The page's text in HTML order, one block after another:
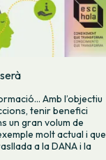
Amb l’objectiu
tenir benefici
un gran volum de
molt actual i que
a la DANA i la